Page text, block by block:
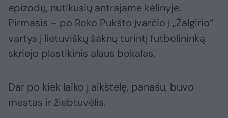
epizodų, nutikusių antrajame kėlinyje.
Pirmasis – po Roko Pukšto įvarčio į „Žalgirio“
vartys į lietuviškų šaknų turintį futbolininką
skriejo plastikinis alaus bokalas.
Dar po kiek laiko į aikštelę, panašu, buvo
mestas ir žiebtuvėlis.